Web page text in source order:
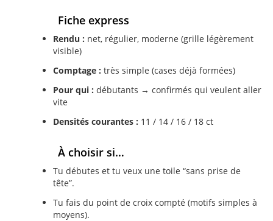
Fiche express
Rendu : net, régulier, moderne (grille légèrement
visible)
Comptage : très simple (cases déjà formées)
Pour qui : débutants → confirmés qui veulent aller
vite
Densités courantes : 11 / 14 / 16 / 18 ct
À choisir si…
Tu débutes et tu veux une toile “sans prise de
tête”.
Tu fais du point de croix compté (motifs simples à
moyens).